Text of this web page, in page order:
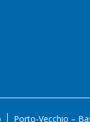
Porto-Vecchio –